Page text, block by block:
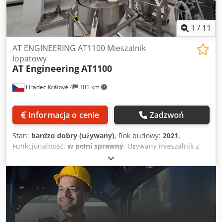
1 / 11
Hradec Králové 4 301 km
AT ENGINEERING AT1100 Mieszalnik
łopatowy
AT EngineeringAT1100
Informacja o cenie Zadzwoń
Stan: bardzo dobry (używany), Rok budowy: 2021,
Funkcjonalność: w pełni sprawny, Używany mieszalnik z
łopatami, model AT 1100, firmy AT ENGINEERING,
wykonany ze stali nierdzewnej, wraz z całym
wyposażeniem. - Producent: AT ENGINEERING - Model: AT
1100 Dcjdpfszlxy Rjx Aivsk - Materiał: Stal nierdzewna AISI
304 - Pojemność: 330–770 litrów (pojemność robocza), 1100
litrów (pojemność całkowita – zależy od produktu) - Komora
mieszająca: około 1740 mm długości x 950 mm średnicy -